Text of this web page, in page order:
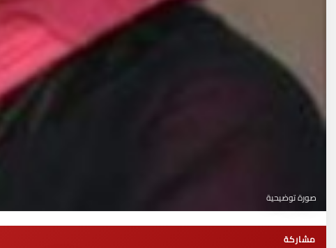
صورة توضيحية
مشاركة